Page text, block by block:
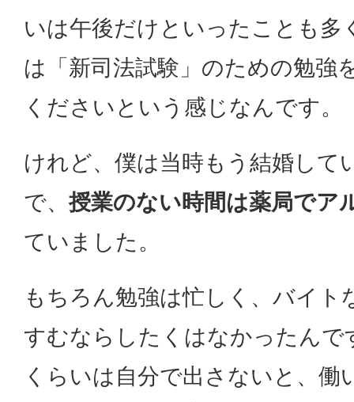
いは午後だけといったことも多
は「新司法試験」のための勉強
くださいという感じなんです。
けれど、僕は当時もう結婚して
で、授業のない時間は薬局でア
ていました。
もちろん勉強は忙しく、バイト
すむならしたくはなかったんで
くらいは自分で出さないと、働